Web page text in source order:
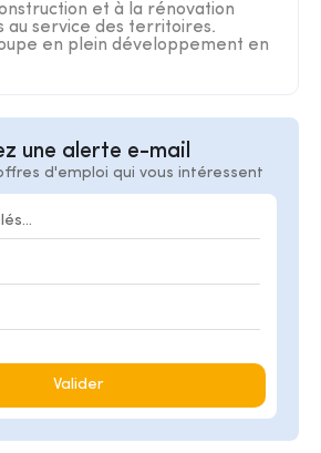
et à la rénovation
au service des territoires.
en plein développement en
une alerte e-mail
d'emploi qui vous intéressent
Valider